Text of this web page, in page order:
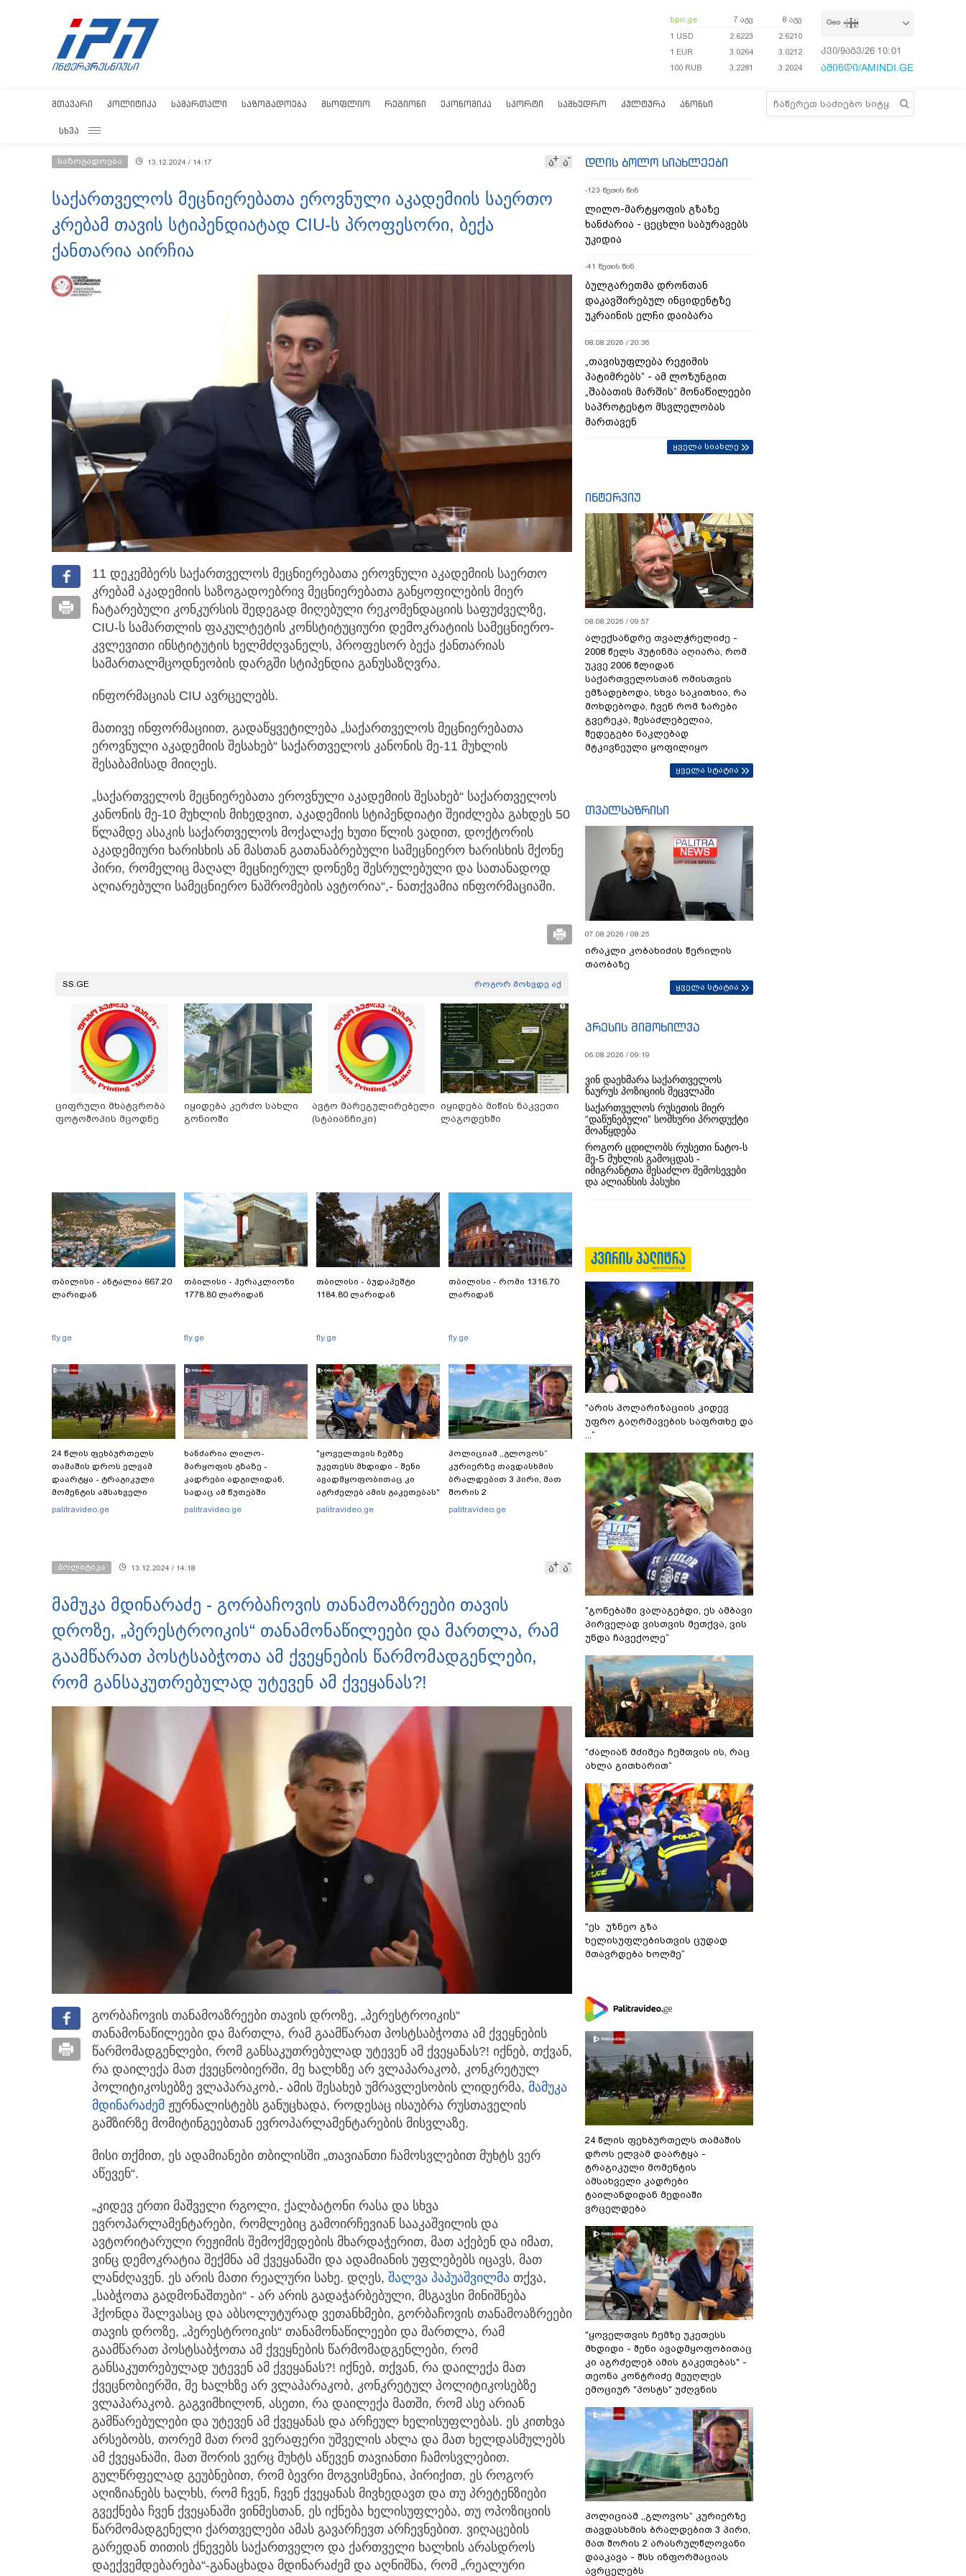
bpn.ge 7 აგვ
8 აგვ
1 USD
2.6223
2.6210
1 EUR
3.0264
3.0212
100 RUB
3.2281 3.2024
Geo
კვი/9აგვ/26 10:01:21
ამინდი/AMINDI.GE
ᲛᲗᲐᲕᲐᲠᲘ ᲞᲝᲚᲘᲢᲘᲙᲐ ᲡᲐᲛᲐᲠᲗᲐᲚᲘ ᲡᲐᲖᲝᲒᲐᲓᲝᲔᲑᲐ ᲛᲡᲝᲤᲚᲘᲝ ᲠᲔᲒᲘᲝᲜᲘ ᲔᲙᲝᲜᲝᲛᲘᲙᲐ ᲡᲞᲝᲠᲢᲘ ᲡᲐᲛᲮᲔᲓᲠᲝ ᲙᲣᲚᲢᲣᲠᲐ ᲐᲜᲝᲜᲡᲘ
ᲡᲮᲕᲐ
საზოგადოება 13.12.2024 / 14:17 ა ა
საქართველოს მეცნიერებათა ეროვნული აკადემიის საერთო
კრებამ თავის სტიპენდიატად CIU-ს პროფესორი, ბექა
ქანთარია აირჩია
11 დეკემბერს საქართველოს მეცნიერებათა ეროვნული აკადემიის საერთო
კრებამ აკადემიის საზოგადოებრივ მეცნიერებათა განყოფილების მიერ
ჩატარებული კონკურსის შედეგად მიღებული რეკომენდაციის საფუძველზე,
CIU-ს სამართლის ფაკულტეტის კონსტიტუციური დემოკრატიის სამეცნიერო-
კვლევითი ინსტიტუტის ხელმძღვანელს, პროფესორ ბექა ქანთარიას
სამართალმცოდნეობის დარგში სტიპენდია განუსაზღვრა.
ინფორმაციას CIU ავრცელებს.
მათივე ინფორმაციით, გადაწყვეტილება „საქართველოს მეცნიერებათა
ეროვნული აკადემიის შესახებ“ საქართველოს კანონის მე-11 მუხლის
შესაბამისად მიიღეს.
„საქართველოს მეცნიერებათა ეროვნული აკადემიის შესახებ“ საქართველოს
კანონის მე-10 მუხლის მიხედვით, აკადემიის სტიპენდიატი შეიძლება გახდეს 50
წლამდე ასაკის საქართველოს მოქალაქე ხუთი წლის ვადით, დოქტორის
აკადემიური ხარისხის ან მასთან გათანაბრებული სამეცნიერო ხარისხის მქონე
პირი, რომელიც მაღალ მეცნიერულ დონეზე შესრულებული და სათანადოდ
აღიარებული სამეცნიერო ნაშრომების ავტორია“,- ნათქვამია ინფორმაციაში.
SS.GE როგორ მოხვდე აქ
ციფრული მხატვრობა
ფოტოშოპის მცოდნე
იყიდება კერძო სახლი
გონიოში
ავტო მარეგულირებელი
(სტაიანჩიკი)
იყიდება მიწის ნაკვეთი
ლაგოდეხში
თბილისი - ანტალია 667.20
ლარიდან
fly.ge
თბილისი - ჰერაკლიონი
1778.80 ლარიდან
fly.ge
თბილისი - ბუდაპეშტი
1184.80 ლარიდან
fly.ge
თბილისი - რომი 1316.70
ლარიდან
fly.ge
24 წლის ფეხბურთელს
თამაშის დროს ელვამ
დაარტყა - ტრაგიკული
მომენტის ამსახველი
კადრები ტაილანდიდან
palitravideo.ge
ხანძარია ლილო-
მარყოფის გზაზე -
კადრები ადგილიდან,
სადაც ამ წუთებში
სალიკვიდაციო
palitravideo.ge
"ყოველთვის ჩემზე
უკეთესს მხდიდი - შენი
ავადმყოფობითაც კი
აგრძელებ ამის გაკეთებას"
- თეონა კონტრიძე
palitravideo.ge
პოლიციამ ,,გლოვოს”
კურიერზე თავდასხმის
ბრალდებით 3 პირი, მათ
შორის 2
არასრულწლოვანი
palitravideo.ge
პოლიტიკა 13.12.2024 / 14:18 ა ა
მამუკა მდინარაძე - გორბაჩოვის თანამოაზრეები თავის
დროზე, „პერესტროიკის“ თანამონაწილეები და მართლა, რამ
გაამწარათ პოსტსაბჭოთა ამ ქვეყნების წარმომადგენლები,
რომ განსაკუთრებულად უტევენ ამ ქვეყანას?!
გორბაჩოვის თანამოაზრეები თავის დროზე, „პერესტროიკის“
თანამონაწილეები და მართლა, რამ გაამწარათ პოსტსაბჭოთა ამ ქვეყნების
წარმომადგენლები, რომ განსაკუთრებულად უტევენ ამ ქვეყანას?! იქნებ, თქვან,
რა დაილექა მათ ქვეცნობიერში, მე ხალხზე არ ვლაპარაკობ, კონკრეტულ
პოლიტიკოსებზე ვლაპარაკობ,- ამის შესახებ უმრავლესობის ლიდერმა, მამუკა
მდინარაძემ ჟურნალისტებს განუცხადა, როდესაც ისაუბრა რუსთაველის
გამზირზე მომიტინგეებთან ევროპარლამენტარების მისვლაზე.
მისი თქმით, ეს ადამიანები თბილისში „თავიანთი ჩამოსვლებით მუხტს ვერ
აწევენ“.
„კიდევ ერთი მაშველი რგოლი, ქალბატონი რასა და სხვა
ევროპარლამენტარები, რომლებიც გამოირჩევიან სააკაშვილის და
ავტორიტარული რეჟიმის შემოქმედების მხარდაჭერით, მათ აქებენ და იმათ,
ვინც დემოკრატია შექმნა ამ ქვეყანაში და ადამიანის უფლებებს იცავს, მათ
ლანძღავენ. ეს არის მათი რეალური სახე. დღეს, შალვა პაპუაშვილმა თქვა,
„საბჭოთა გადმონაშთები“ - არ არის გადაჭარბებული, მსგავსი მინიშნება
ჰქონდა შალვასაც და აბსოლუტურად ვეთანხმები, გორბაჩოვის თანამოაზრეები
თავის დროზე, „პერესტროიკის“ თანამონაწილეები და მართლა, რამ
გაამწარათ პოსტსაბჭოთა ამ ქვეყნების წარმომადგენლები, რომ
განსაკუთრებულად უტევენ ამ ქვეყანას?! იქნებ, თქვან, რა დაილექა მათ
ქვეცნობიერში, მე ხალხზე არ ვლაპარაკობ, კონკრეტულ პოლიტიკოსებზე
ვლაპარაკობ. გაგვიმხილონ, ასეთი, რა დაილექა მათში, რომ ასე არიან
გამწარებულები და უტევენ ამ ქვეყანას და არჩეულ ხელისუფლებას. ეს კითხვა
არსებობს, თორემ მათ რომ ვერაფერი უშველის ახლა და მათ ხელდასმულებს
ამ ქვეყანაში, მათ შორის ვერც მუხტს აწევენ თავიანთი ჩამოსვლებით.
გულწრფელად გეუბნებით, რომ ბევრი მოგვისმენია, პირიქით, ეს როგორ
აღიზიანებს ხალხს, რომ ჩვენ, ჩვენ ქვეყანას მივხედავთ და თუ პრეტენზიები
გვექნება ჩვენ ქვეყანაში ვინმესთან, ეს იქნება ხელისუფლება, თუ ოპოზიციის
წარმომადგენელი ქართველები ამას გავარჩევთ არჩევნებით. ვიღაცების
გარედან თითის ქნევებს საქართველო და ქართველი ხალხის არასდროს
დაექვემდებარება“-განაცხადა მდინარაძემ და აღნიშნა, რომ „რეალური
დღის ბოლო სიახლეები
-123 წუთის წინ
ლილო-მარტყოფის გზაზე
ხანძარია - ცეცხლი საბურავებს
უკიდია
-41 წუთის წინ
ბულგარეთმა დრონთან
დაკავშირებულ ინციდენტზე
უკრაინის ელჩი დაიბარა
08.08.2026 / 20:36
„თავისუფლება რეჟიმის
პატიმრებს“ - ამ ლოზუნგით
„შაბათის მარშის“ მონაწილეები
საპროტესტო მსვლელობას
მართავენ
ყველა სიახლე
ინტერვიუ
08.08.2026 / 09:57
ალექსანდრე თვალჭრელიძე -
2008 წელს პუტინმა აღიარა, რომ
უკვე 2006 წლიდან
საქართველოსთან ომისთვის
ემზადებოდა, სხვა საკითხია, რა
მოხდებოდა, ჩვენ რომ ზარები
გვერეკა, შესაძლებელია,
შედეგები ნაკლებად
მტკივნეული ყოფილიყო
ყველა სტატია
თვალსაზრისი
07.08.2026 / 08:25
ირაკლი კობახიძის წერილის
თაობაზე
ყველა სტატია
პრესის მიმოხილვა
06.08.2026 / 09:19
ვინ დაეხმარა საქართველოს
ნაურუს პოზიციის შეცვლაში
საქართველოს რუსეთის მიერ
“დაწუნებული” სომხური პროდუქტი
მოაწყდება
როგორ ცდილობს რუსეთი ნატო-ს
მე-5 მუხლის გამოცდას -
იმიგრანტთა შესაძლო შემოსევები
და ალიანსის პასუხი
"არის პოლარიზაციის კიდევ
უფრო გაღრმავების საფრთხე და
...“
"გონებაში ვალაგებდი, ეს ამბავი
პირველად ვისთვის მეთქვა, ვის
უნდა ჩავექოლე“
"ძალიან მძიმეა ჩემთვის ის, რაც
ახლა გითხარით“
"ეს უზნეო გზა
ხელისუფლებისთვის ცუდად
მთავრდება ხოლმე“
24 წლის ფეხბურთელს თამაშის
დროს ელვამ დაარტყა -
ტრაგიკული მომენტის
ამსახველი კადრები
ტაილანდიდან მედიაში
ვრცელდება
"ყოველთვის ჩემზე უკეთესს
მხდიდი - შენი ავადმყოფობითაც
კი აგრძელებ ამის გაკეთებას" -
თეონა კონტრიძე მეუღლეს
ემოციურ "პოსტს" უძღვნის
პოლიციამ ,,გლოვოს” კურიერზე
თავდასხმის ბრალდებით 3 პირი,
მათ შორის 2 არასრულწლოვანი
დააკავა - შსს ინფორმაციას
ავრცელებს